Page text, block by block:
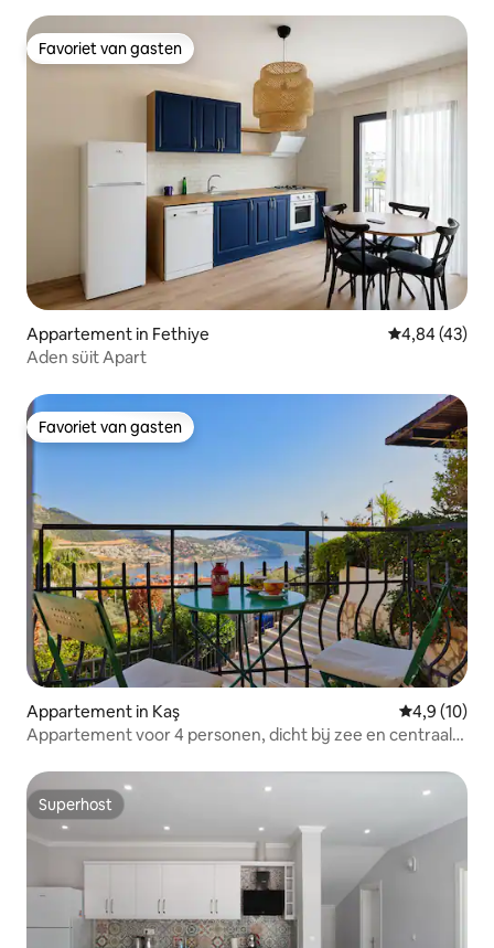
Favoriet van gasten
Favoriet van gasten
Appartement in Fethiye Gemiddelde
4,84 (43)
Aden süit Apart
Favoriet van gasten
Favoriet van gasten
Appartement in Kaş
4,9 (10)
Appartement voor 4 personen, dicht bij zee en centraal
Superhost
Superhost